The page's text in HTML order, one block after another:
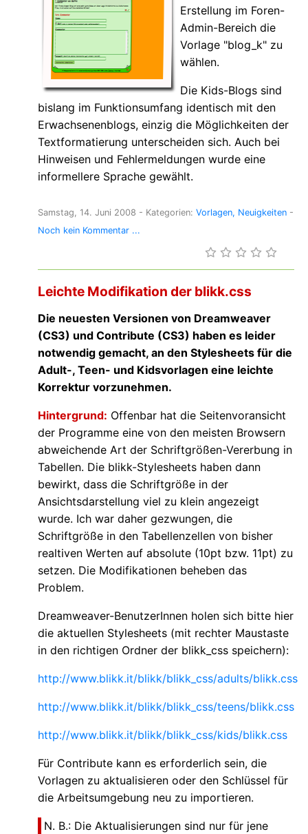
Erstellung im Foren-
Admin-Bereich die
Vorlage "blog_k" zu
wählen.
Die Kids-Blogs sind
bislang im Funktionsumfang identisch mit den
Erwachsenenblogs, einzig die Möglichkeiten der
Textformatierung unterscheiden sich. Auch bei
Hinweisen und Fehlermeldungen wurde eine
informellere Sprache gewählt.
Samstag, 14. Juni 2008 - Kategorien: Vorlagen Neuigkeiten -
Noch kein Kommentar ...
Leichte Modifikation der blikk.css
Die neuesten Versionen von Dreamweaver
(CS3) und Contribute (CS3) haben es leider
notwendig gemacht, an den Stylesheets für die
Adult-, Teen- und Kidsvorlagen eine leichte
Korrektur vorzunehmen.
Hintergrund: Offenbar hat die Seitenvoransicht
der Programme eine von den meisten Browsern
abweichende Art der Schriftgrößen-Vererbung in
Tabellen. Die blikk-Stylesheets haben dann
bewirkt, dass die Schriftgröße in der
Ansichtsdarstellung viel zu klein angezeigt
wurde. Ich war daher gezwungen, die
Schriftgröße in den Tabellenzellen von bisher
realtiven Werten auf absolute (10pt bzw. 11pt) zu
setzen. Die Modifikationen beheben das
Problem.
Dreamweaver-BenutzerInnen holen sich bitte hier
die aktuellen Stylesheets (mit rechter Maustaste
in den richtigen Ordner der blikk_css speichern):
http://www.blikk.it/blikk/blikk_css/adults/blikk.css
http://www.blikk.it/blikk/blikk_css/teens/blikk.css
http://www.blikk.it/blikk/blikk_css/kids/blikk.css
Für Contribute kann es erforderlich sein, die
Vorlagen zu aktualisieren oder den Schlüssel für
die Arbeitsumgebung neu zu importieren.
N. B.: Die Aktualisierungen sind nur für jene